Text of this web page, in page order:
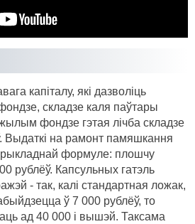
капіталу, які дазволіць
складзе каля паўтары
фондзе гэтая лічба складзе
Выдаткі на рамонт памяшкання
формуле: плошчу
рублёў. Капсульных гатэль
- так, калі стандартная ложак,
ў 7 000 рублёў, то
ад 40 000 і вышэй. Таксама